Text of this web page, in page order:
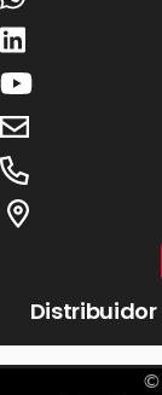
Distribuidor
©